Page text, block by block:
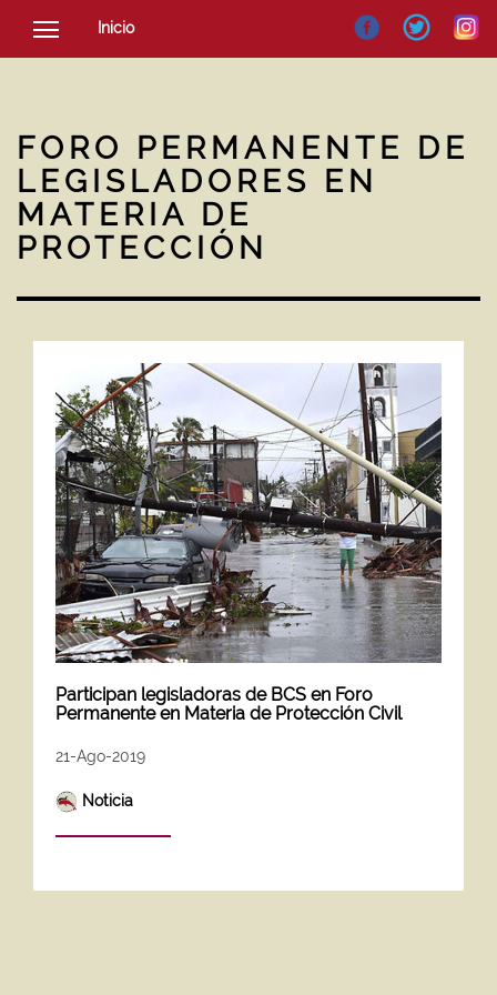
Inicio
SOCIEDAD
NOTICIAS
FORO PERMANENTE DE
LEGISLADORES EN
MATERIA DE
PROTECCIÓN
Participan legisladoras de BCS en Foro
Permanente en Materia de Protección Civil
21-Ago-2019
Noticia